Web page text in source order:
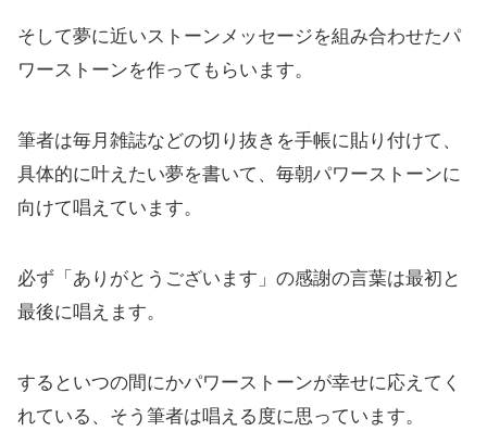
そして夢に近いストーンメッセージを組み合わせたパ
ワーストーンを作ってもらいます。
筆者は毎月雑誌などの切り抜きを手帳に貼り付けて、
具体的に叶えたい夢を書いて、毎朝パワーストーンに
向けて唱えています。
必ず「ありがとうございます」の感謝の言葉は最初と
最後に唱えます。
するといつの間にかパワーストーンが幸せに応えてく
れている、そう筆者は唱える度に思っています。